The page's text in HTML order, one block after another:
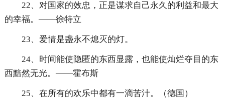
22、对国家的效忠，正是谋求自己永久的利益和最大
的幸福。——徐特立
23、爱情是盏永不熄灭的灯。
24、时间能使隐匿的东西显露，也能使灿烂夺目的东
西黯然无光。——霍布斯
25、在所有的欢乐中都有一滴苦汁。（德国）